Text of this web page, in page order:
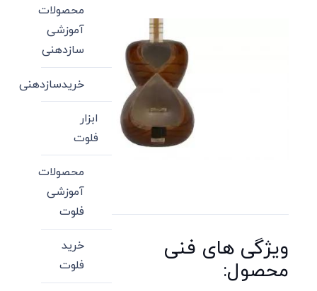
ویژگی های فنی
محصول:
محصولات
آموزشی
سازدهنی
خریدسازدهنی
ابزار
فلوت
محصولات
آموزشی
فلوت
خرید
فلوت